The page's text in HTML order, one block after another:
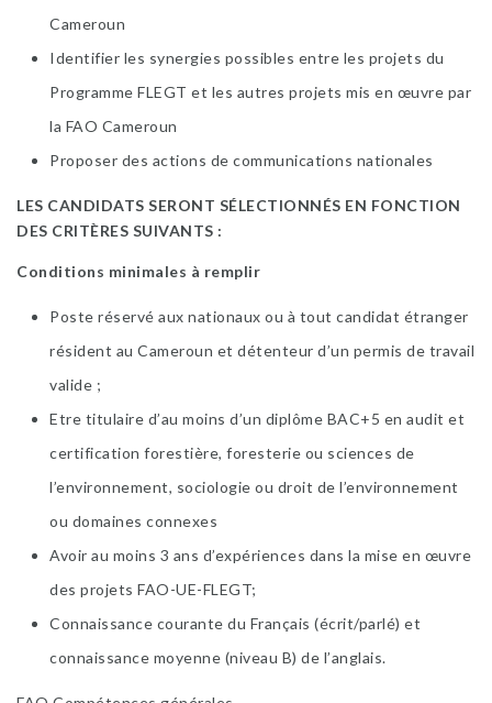
Cameroun
Identifier les synergies possibles entre les projets du
Programme FLEGT et les autres projets mis en œuvre par
la FAO Cameroun
Proposer des actions de communications nationales
LES CANDIDATS SERONT SÉLECTIONNÉS EN FONCTION
DES CRITÈRES SUIVANTS :
Conditions minimales à remplir
Poste réservé aux nationaux ou à tout candidat étranger
résident au Cameroun et détenteur d’un permis de travail
valide ;
Etre titulaire d’au moins d’un diplôme BAC+5 en audit et
certification forestière, foresterie ou sciences de
l’environnement, sociologie ou droit de l’environnement
ou domaines connexes
Avoir au moins 3 ans d’expériences dans la mise en œuvre
des projets FAO-UE-FLEGT;
Connaissance courante du Français (écrit/parlé) et
connaissance moyenne (niveau B) de l’anglais.